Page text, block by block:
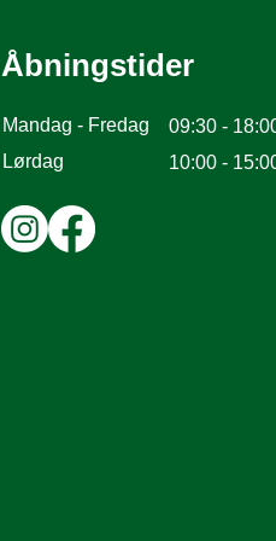
Åbningstider
09:30 -
Mandag - Fredag
10:00 -
Lørdag